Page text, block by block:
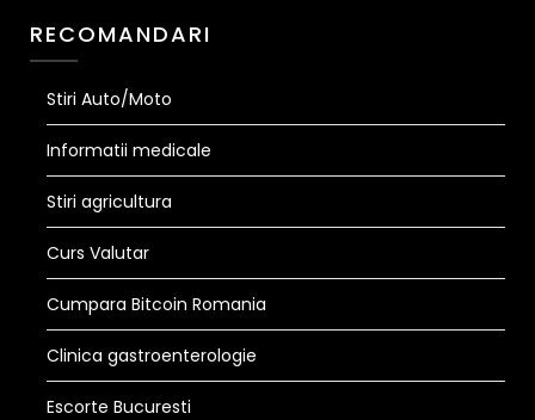
RECOMANDARI
Stiri Auto/Moto
Informatii medicale
Stiri agricultura
Curs Valutar
Cumpara Bitcoin Romania
Clinica gastroenterologie
Escorte Bucuresti